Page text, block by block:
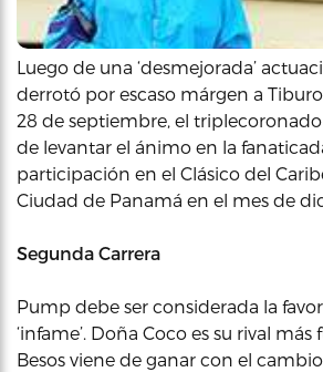
Luego de una ‘desmejorada’
derrotó por escaso márgen a
28 de septiembre, el
de levantar el ánimo en la
participación en el Clásico del
Ciudad de Panamá en el mes de
Segunda Carrera
Pump debe ser considerada la
‘infame’. Doña Coco es su rival más
Besos viene de ganar con el